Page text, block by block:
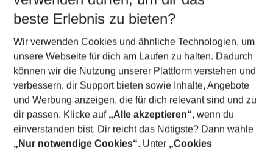
5-8 Nächte
2 Erwachsene Keine Kinder
Mehr Filter anzeigen
beste Erlebnis zu bieten?
Wir verwenden Cookies und ähnliche Technologien, um
unsere Webseite für dich am Laufen zu halten. Dadurch
können wir die Nutzung unserer Plattform verstehen und
verbessern, dir Support bieten sowie Inhalte, Angebote
und Werbung anzeigen, die für dich relevant sind und zu
dir passen. Klicke auf „Alle akzeptieren“, wenn du
einverstanden bist. Dir reicht das Nötigste? Dann wähle
„Nur notwendige Cookies“. Unter „Cookies